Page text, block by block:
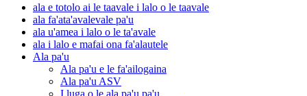
ala e totolo ai le taavale i lalo o le taavale
ala fa'ata'avalevale pa'u
ala u'amea i lalo o le ta'avale
ala i lalo e mafai ona fa'alautele
Ala pa'u
Ala pa'u e le fa'ailogaina
Ala pa'u ASV
I luga o le ala pa'u pa'u